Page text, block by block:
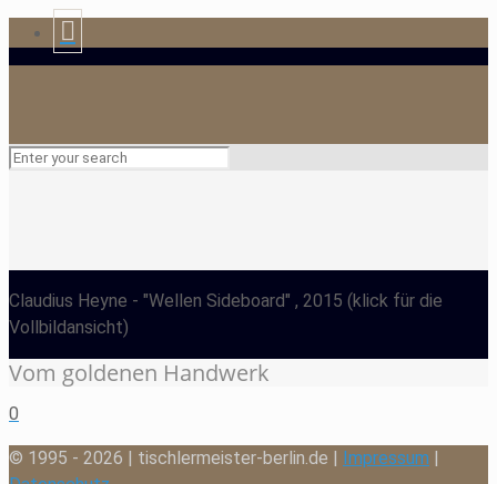
Claudius Heyne - "Wellen Sideboard" , 2015 (klick für die
Vollbildansicht)
Vom goldenen Handwerk
0
© 1995 - 2026 | tischlermeister-berlin.de | Impressum